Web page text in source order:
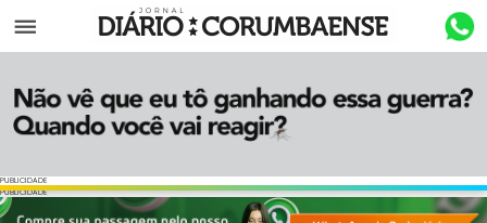
Menu
PUBLICIDADE
PUBLICIDADE